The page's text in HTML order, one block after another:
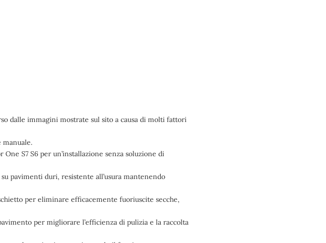
dalle immagini mostrate sul sito a causa di molti fattori
manuale.
S7 S6 per un’installazione senza soluzione di
pavimenti duri, resistente all’usura mantenendo
per eliminare efficacemente fuoriuscite secche,
per migliorare l’efficienza di pulizia e la raccolta